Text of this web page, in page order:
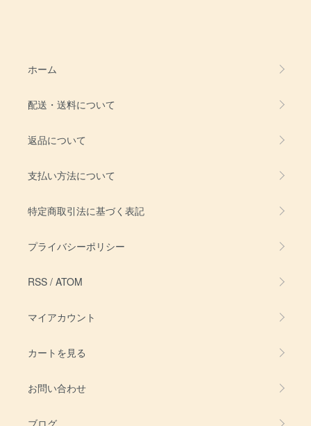
ホーム
配送・送料について
返品について
支払い方法について
特定商取引法に基づく表記
プライバシーポリシー
RSS / ATOM
マイアカウント
カートを見る
お問い合わせ
ブログ